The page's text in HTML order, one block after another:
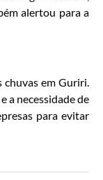
alertou para a
em Guriri.
a necessidade de
para evitar